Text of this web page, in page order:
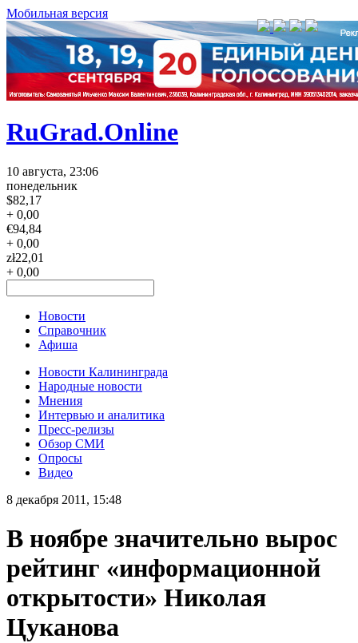
Мобильная версия
RuGrad.Online
10 августа, 23:06
понедельник
$82,17
+ 0,00
€94,84
+ 0,00
zł22,01
+ 0,00
Новости
Справочник
Афиша
Новости Калининграда
Народные новости
Мнения
Интервью и аналитика
Пресс-релизы
Обзор СМИ
Опросы
Видео
8 декабря 2011, 15:48
В ноябре значительно вырос
рейтинг «информационной
открытости» Николая
Цуканова